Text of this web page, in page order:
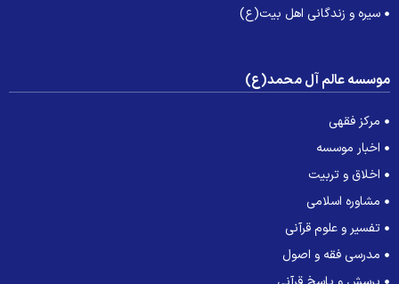
سیره و زندگانی اهل بیت(ع)
عالم آل محمد(ع)
مرکز فقهی
اخبار موسسه
اخلاق و تربیت
مشاوره اسلامی
تفسیر و علوم قرآنی
مدرسی فقه و اصول